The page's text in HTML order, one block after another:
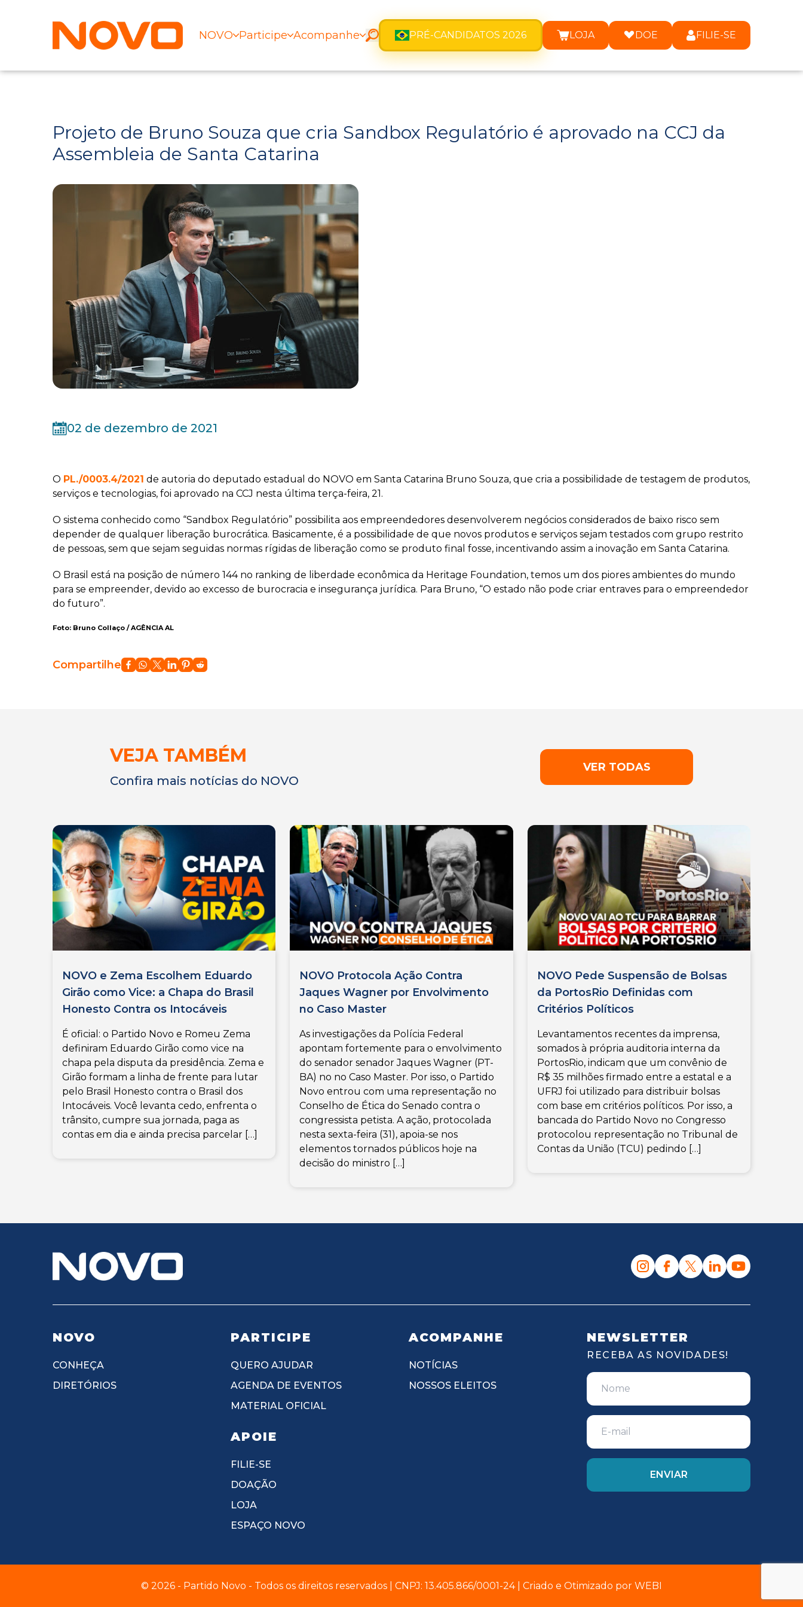
NOVO Participe Acompanhe PRÉ-CANDIDATOS 2026 LOJA DOE FILIE-SE
Projeto de Bruno Souza que cria Sandbox Regulatório é aprovado na CCJ da
Assembleia de Santa Catarina
02 de dezembro de 2021
O PL./0003.4/2021 de autoria do deputado estadual do NOVO em Santa Catarina Bruno Souza, que cria a possibilidade de testagem de produtos,
serviços e tecnologias, foi aprovado na CCJ nesta última terça-feira, 21.
O sistema conhecido como “Sandbox Regulatório” possibilita aos empreendedores desenvolverem negócios considerados de baixo risco sem
depender de qualquer liberação burocrática. Basicamente, é a possibilidade de que novos produtos e serviços sejam testados com grupo restrito
de pessoas, sem que sejam seguidas normas rígidas de liberação como se produto final fosse, incentivando assim a inovação em Santa Catarina.
O Brasil está na posição de número 144 no ranking de liberdade econômica da Heritage Foundation, temos um dos piores ambientes do mundo
para se empreender, devido ao excesso de burocracia e insegurança jurídica. Para Bruno, “O estado não pode criar entraves para o empreendedor
do futuro”.
Foto: Bruno Collaço / AGÊNCIA AL
Compartilhe
VEJA TAMBÉM
Confira mais notícias do NOVO
VER TODAS
NOVO e Zema Escolhem Eduardo
Girão como Vice: a Chapa do Brasil
Honesto Contra os Intocáveis
É oficial: o Partido Novo e Romeu Zema
definiram Eduardo Girão como vice na
chapa pela disputa da presidência. Zema e
Girão formam a linha de frente para lutar
pelo Brasil Honesto contra o Brasil dos
Intocáveis. Você levanta cedo, enfrenta o
trânsito, cumpre sua jornada, paga as
contas em dia e ainda precisa parcelar […]
NOVO Protocola Ação Contra
Jaques Wagner por Envolvimento
no Caso Master
As investigações da Polícia Federal
apontam fortemente para o envolvimento
do senador senador Jaques Wagner (PT-
BA) no no Caso Master. Por isso, o Partido
Novo entrou com uma representação no
Conselho de Ética do Senado contra o
congressista petista. A ação, protocolada
nesta sexta-feira (31), apoia-se nos
elementos tornados públicos hoje na
decisão do ministro […]
NOVO Pede Suspensão de Bolsas
da PortosRio Definidas com
Critérios Políticos
Levantamentos recentes da imprensa,
somados à própria auditoria interna da
PortosRio, indicam que um convênio de
R$ 35 milhões firmado entre a estatal e a
UFRJ foi utilizado para distribuir bolsas
com base em critérios políticos. Por isso, a
bancada do Partido Novo no Congresso
protocolou representação no Tribunal de
Contas da União (TCU) pedindo […]
NOVO
CONHEÇA
DIRETÓRIOS
PARTICIPE
QUERO AJUDAR
AGENDA DE EVENTOS
MATERIAL OFICIAL
APOIE
FILIE-SE
DOAÇÃO
LOJA
ESPAÇO NOVO
ACOMPANHE
NOTÍCIAS
NOSSOS ELEITOS
NEWSLETTER
RECEBA AS NOVIDADES!
© 2026 - Partido Novo - Todos os direitos reservados | CNPJ: 13.405.866/0001-24 | Criado e Otimizado por WEBI